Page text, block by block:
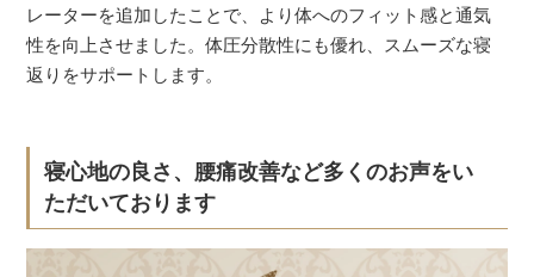
レーターを追加したことで、より体へのフィット感と通気
性を向上させました。体圧分散性にも優れ、スムーズな寝
返りをサポートします。
寝心地の良さ、腰痛改善など多くのお声をい
ただいております